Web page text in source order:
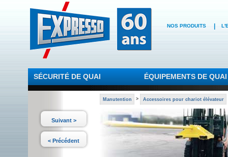
NOS PRODUITS
SÉCURITÉ DE QUAI ÉQUIPEMENTS DE QUAI
Suivant >
Manutention > Accessoires pour chariot élévateur
< Précédent